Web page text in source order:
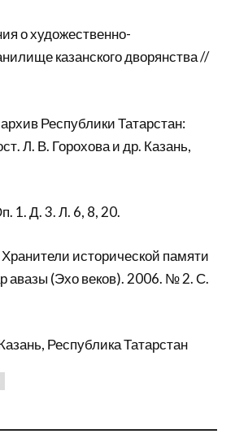
о художественно-
казанского дворянства //
Республики Татарстан:
Л. В. Горохова и др. Казань,
1. Д. 3. Л. 6, 8, 20.
исторической памяти
авазы (Эхо веков). 2006. № 2. С.
Республика Татарстан